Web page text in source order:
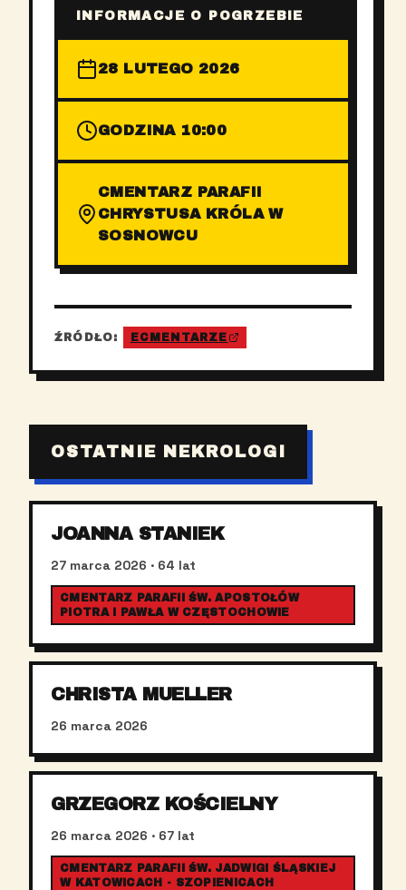
INFORMACJE O POGRZEBIE
28 LUTEGO 2026
GODZINA 10:00
CMENTARZ PARAFII
CHRYSTUSA KRÓLA W
SOSNOWCU
ŹRÓDŁO: ECMENTARZE
OSTATNIE NEKROLOGI
JOANNA STANIEK
27 marca 2026 · 64 lat
CMENTARZ PARAFII ŚW. APOSTOŁÓW
PIOTRA I PAWŁA W CZĘSTOCHOWIE
CHRISTA MUELLER
26 marca 2026
GRZEGORZ KOŚCIELNY
26 marca 2026 · 67 lat
CMENTARZ PARAFII ŚW. JADWIGI ŚLĄSKIEJ
W KATOWICACH - SZOPIENICACH